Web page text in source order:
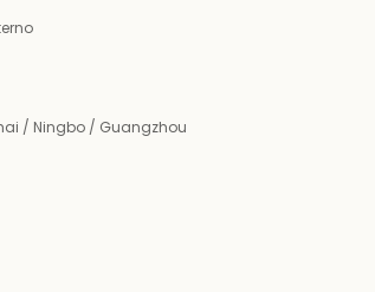
/ Ningbo / Guangzhou